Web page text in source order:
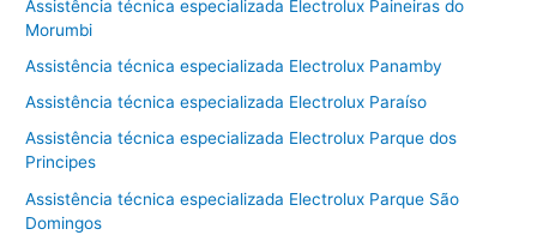
Assistência técnica especializada Electrolux Paineiras do
Morumbi
Assistência técnica especializada Electrolux Panamby
Assistência técnica especializada Electrolux Paraíso
Assistência técnica especializada Electrolux Parque dos
Principes
Assistência técnica especializada Electrolux Parque São
Domingos